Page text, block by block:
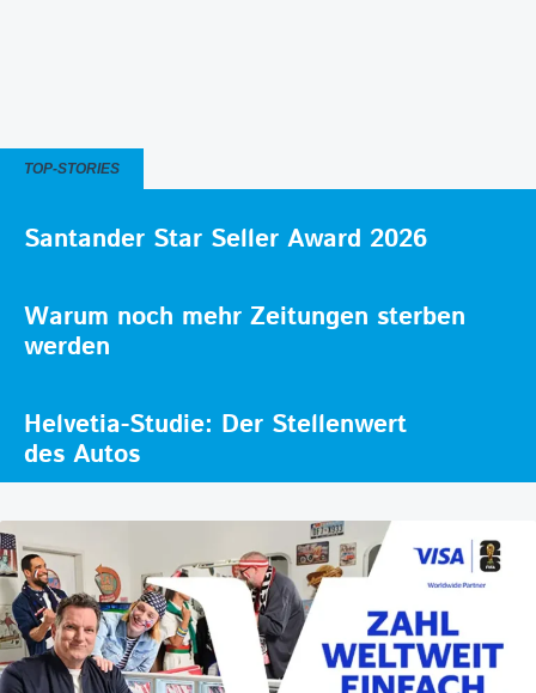
TOP-STORIES
Santander Star Seller Award 2026
Warum noch mehr Zeitungen sterben
werden
Helvetia-Studie: Der Stellenwert
des Autos